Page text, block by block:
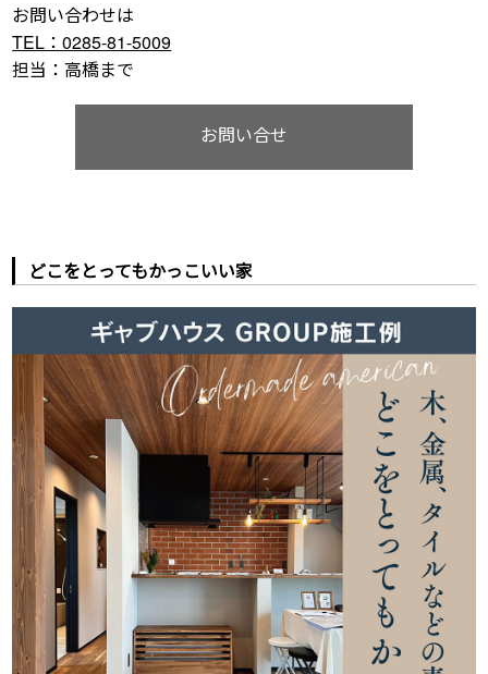
お問い合わせは
TEL：0285-81-5009
担当：高橋まで
お問い合せ
どこをとってもかっこいい家